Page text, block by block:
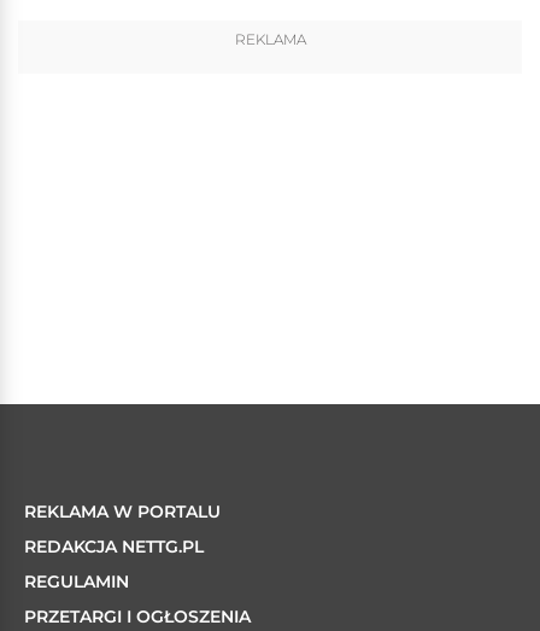
REKLAMA
REKLAMA W PORTALU
REDAKCJA NETTG.PL
REGULAMIN
PRZETARGI I OGŁOSZENIA